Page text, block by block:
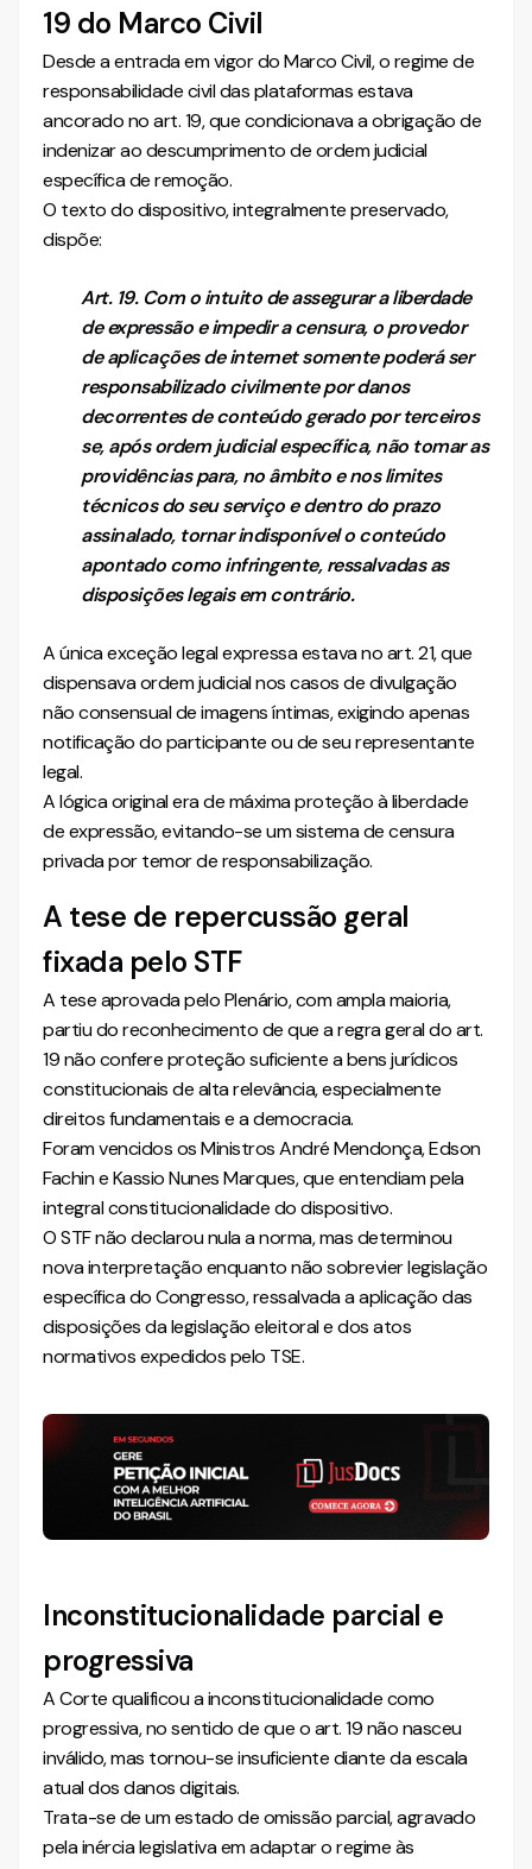
19 do Marco Civil
Desde a entrada em vigor do Marco Civil, o regime de
responsabilidade civil das plataformas estava
ancorado no art. 19, que condicionava a obrigação de
indenizar ao descumprimento de ordem judicial
específica de remoção.
O texto do dispositivo, integralmente preservado,
dispõe:
Art. 19. Com o intuito de assegurar a liberdade
de expressão e impedir a censura, o provedor
de aplicações de internet somente poderá ser
responsabilizado civilmente por danos
decorrentes de conteúdo gerado por terceiros
se, após ordem judicial específica, não tomar as
providências para, no âmbito e nos limites
técnicos do seu serviço e dentro do prazo
assinalado, tornar indisponível o conteúdo
apontado como infringente, ressalvadas as
disposições legais em contrário.
A única exceção legal expressa estava no art. 21, que
dispensava ordem judicial nos casos de divulgação
não consensual de imagens íntimas, exigindo apenas
notificação do participante ou de seu representante
legal.
A lógica original era de máxima proteção à liberdade
de expressão, evitando-se um sistema de censura
privada por temor de responsabilização.
A tese de repercussão geral
fixada pelo STF
A tese aprovada pelo Plenário, com ampla maioria,
partiu do reconhecimento de que a regra geral do art.
19 não confere proteção suficiente a bens jurídicos
constitucionais de alta relevância, especialmente
direitos fundamentais e a democracia.
Foram vencidos os Ministros André Mendonça, Edson
Fachin e Kassio Nunes Marques, que entendiam pela
integral constitucionalidade do dispositivo.
O STF não declarou nula a norma, mas determinou
nova interpretação enquanto não sobrevier legislação
específica do Congresso, ressalvada a aplicação das
disposições da legislação eleitoral e dos atos
normativos expedidos pelo TSE.
Inconstitucionalidade parcial e
progressiva
A Corte qualificou a inconstitucionalidade como
progressiva, no sentido de que o art. 19 não nasceu
inválido, mas tornou-se insuficiente diante da escala
atual dos danos digitais.
Trata-se de um estado de omissão parcial, agravado
pela inércia legislativa em adaptar o regime às